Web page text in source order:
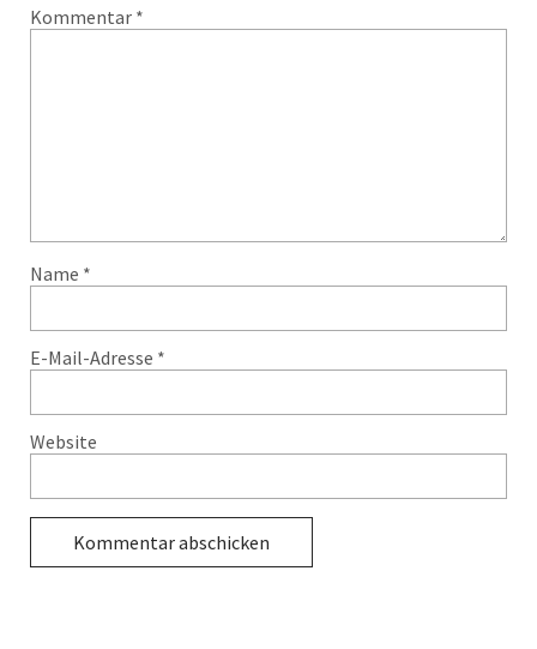
Kommentar *
Name *
E-Mail-Adresse *
Website